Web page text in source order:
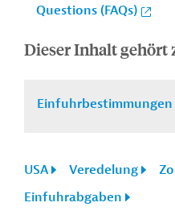
Questions (FAQs)
Dieser Inhalt gehört
Einfuhrbestimmungen
USA Veredelung
Einfuhrabgaben